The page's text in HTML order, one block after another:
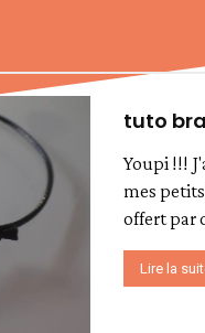
tuto
Youpi !!!
mes
offert par
Lire la